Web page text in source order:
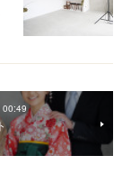
00:49